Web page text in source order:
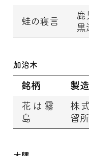
蛙の寝言
鹿
黒
加治木
銘柄 製
花は霧
島
株
留所